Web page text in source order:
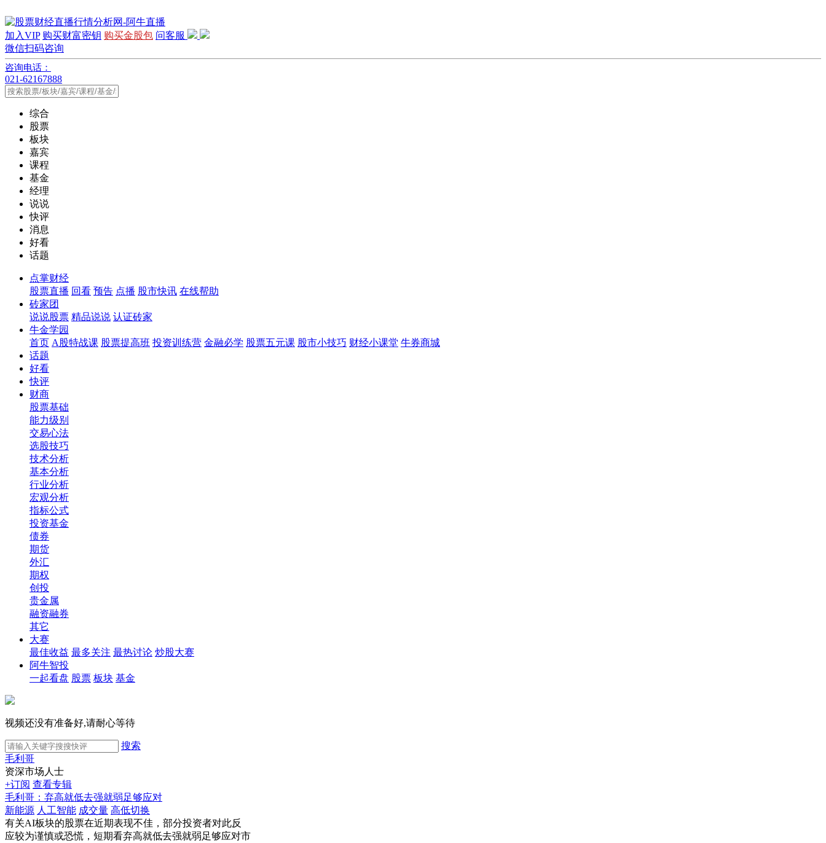
加入VIP 购买财富密钥 购买金股包 问客服
微信扫码咨询
咨询电话：
021-62167888
综合
股票
板块
嘉宾
课程
基金
经理
说说
快评
消息
好看
话题
点掌财经
股票直播 回看 预告 点播 股市快讯 在线帮助
砖家团
说说股票 精品说说 认证砖家
牛金学园
首页 A股特战课 股票提高班 投资训练营 金融必学 股票五元课 股市小技巧 财经小课堂 牛券商城
话题
好看
快评
财商
股票基础
能力级别
交易心法
选股技巧
技术分析
基本分析
行业分析
宏观分析
指标公式
投资基金
债券
期货
外汇
期权
创投
贵金属
融资融券
其它
大赛
最佳收益 最多关注 最热讨论 炒股大赛
阿牛智投
一起看盘 股票 板块 基金
视频还没有准备好,请耐心等待
搜索
毛利哥
资深市场人士
+订阅 查看专辑
毛利哥：弃高就低去强就弱足够应对
新能源 人工智能 成交量 高低切换
有关AI板块的股票在近期表现不佳，部分投资者对此反
应较为谨慎或恐慌，短期看弃高就低去强就弱足够应对市